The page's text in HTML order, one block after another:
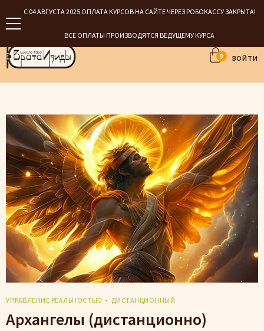
С 04 АВГУСТА 2025 ОПЛАТА КУРСОВ НА САЙТЕ ЧЕРЕЗ РОБОКАССУ ЗАКРЫТА!
ВСЕ ОПЛАТЫ ПРОИЗВОДЯТСЯ ВЕДУЩЕМУ КУРСА
0 ВОЙТИ
УПРАВЛЕНИЕ РЕАЛЬНОСТЬЮ ДИСТАНЦИОННЫЙ
Архангелы (дистанционно)